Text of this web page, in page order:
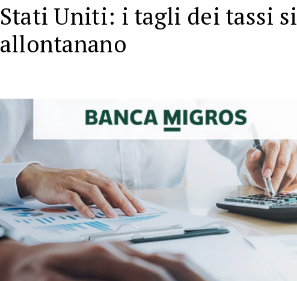
Stati Uniti: i tagli dei tassi si
allontanano